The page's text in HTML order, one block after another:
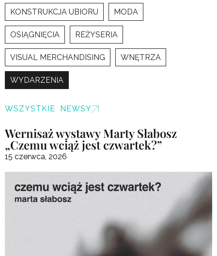
KONSTRUKCJA UBIORU MODA
OSIĄGNIĘCIA REŻYSERIA
VISUAL MERCHANDISING WNĘTRZA
WYDARZENIA
WSZYSTKIE NEWSY
Wernisaż wystawy Marty Słabosz
„Czemu wciąż jest czwartek?”
15 czerwca, 2026